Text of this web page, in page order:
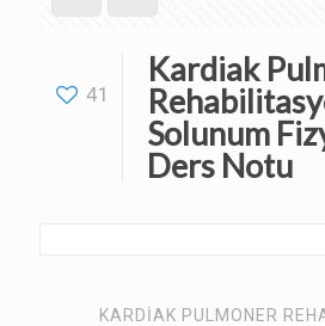
41
Kardiak
Solunum
Ders Notu
KARDIAK PULMONER